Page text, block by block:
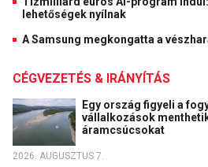
lehetőségek nyílnak
A Samsung megkongatta a
CÉGVEZETÉS & IRÁNYÍTÁS
Egy ország figyeli a
vállalkozások
áramcsúcsokat
2026. AUGUSZTUS 7.